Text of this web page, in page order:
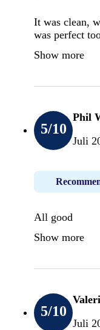
It was clean,
was perfect
Show more
5/10
Phil
Juli
All good
Show more
5/10
Juli